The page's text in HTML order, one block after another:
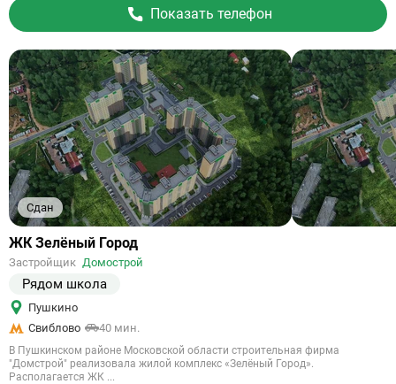
Показать телефон
Сдан
Ссылка
объект
ЖК Зелёный Город
Застройщик Домострой
Рядом школа
Пушкино
Свиблово
40 мин.
В Пушкинском районе Московской области строительная фирма
"Домстрой" реализовала жилой комплекс «Зелёный Город».
Располагается ЖК ...